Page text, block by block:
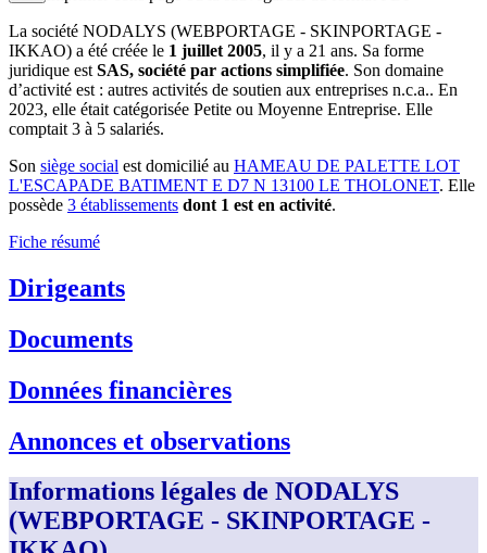
La société NODALYS (WEBPORTAGE - SKINPORTAGE -
IKKAO) a été créée le 1 juillet 2005, il y a 21 ans. Sa forme
juridique est SAS, société par actions simplifiée. Son domaine
d’activité est : autres activités de soutien aux entreprises n.c.a.. En
2023, elle était catégorisée Petite ou Moyenne Entreprise. Elle
comptait 3 à 5 salariés.
Son siège social est domicilié au HAMEAU DE PALETTE LOT
L'ESCAPADE BATIMENT E D7 N 13100 LE THOLONET. Elle
possède 3 établissements dont 1 est en activité.
Fiche résumé
Dirigeants
Documents
Données financières
Annonces et observations
Informations légales de NODALYS
(WEBPORTAGE - SKINPORTAGE -